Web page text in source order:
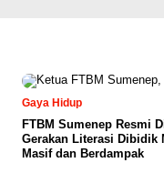
Gaya Hidup
FTBM Sumenep Resmi
Gerakan Literasi Dibidik
Masif dan Berdampak